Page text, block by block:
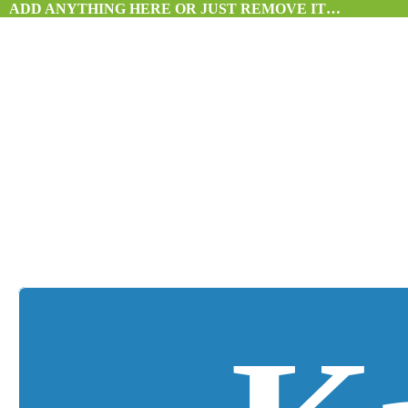
ADD ANYTHING HERE OR JUST REMOVE IT…